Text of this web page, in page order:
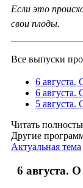
Если это
свои плоды.
Все выпуски
6 августа.
6 августа.
5 августа.
Читать
Другие
Актуальная тема
6 августа.